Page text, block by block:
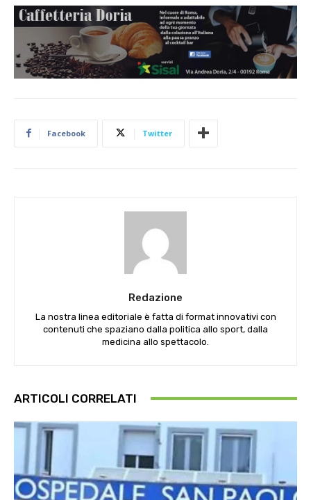
Facebook Twitter
Redazione
La nostra linea editoriale è fatta di format innovativi con
contenuti che spaziano dalla politica allo sport, dalla
medicina allo spettacolo.
ARTICOLI CORRELATI